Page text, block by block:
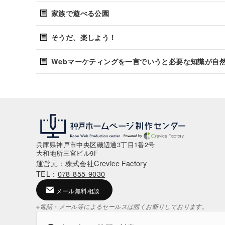
家族で遊べる公園
そうだ、楽しよう！
Webマーケティングを一言でいうと必要な知識が自
兵庫県神戸市中央区磯辺通3丁目1番2号
大和地所三宮ビル9F
運営元： 株式会社Crevice Factory
TEL： 078-855-9030
メール無料相談
※電話・メール等によるセールスは固くお断りしております。